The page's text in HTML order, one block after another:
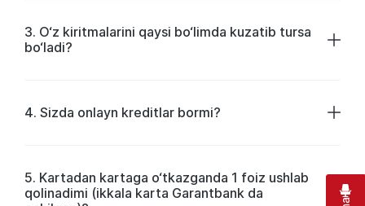
3. O‘z kiritmalarini qaysi bo‘limda kuzatib tursa
bo‘ladi?
4. Sizda onlayn kreditlar bormi?
5. Kartadan kartaga o‘tkazganda 1 foiz ushlab
qolinadimi (ikkala karta Garantbank da